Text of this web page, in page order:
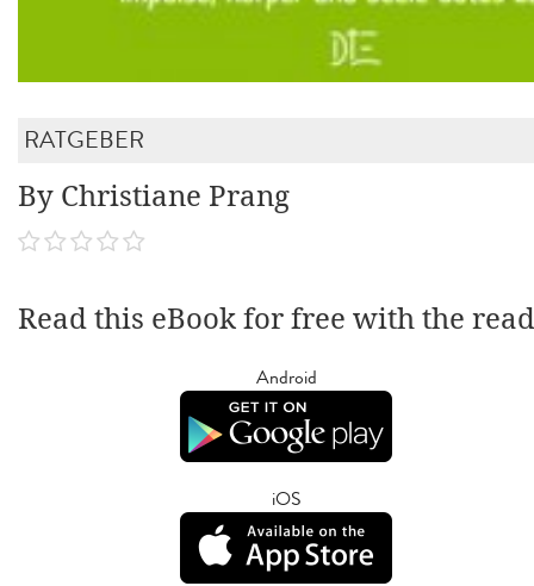
RATGEBER
By Christiane Prang
Read this eBook for free with the
Android
iOS